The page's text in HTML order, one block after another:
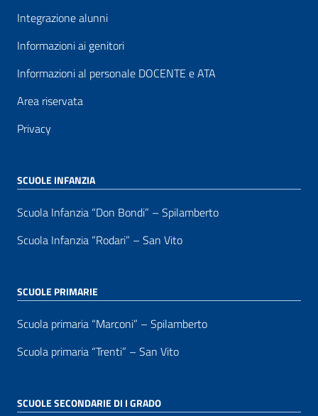
Integrazione alunni
Informazioni ai genitori
Informazioni al personale DOCENTE e ATA
Area riservata
Privacy
SCUOLE INFANZIA
Scuola Infanzia “Don Bondi” – Spilamberto
Scuola Infanzia “Rodari” – San Vito
SCUOLE PRIMARIE
Scuola primaria “Marconi” – Spilamberto
Scuola primaria “Trenti” – San Vito
SCUOLE SECONDARIE DI I GRADO